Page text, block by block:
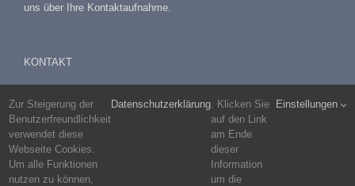
uns über Ihre Kontaktaufnahme.
KONTAKT
E-Mail:
info@f-w-p.eu
Postanschrift:
Postfach 1110
67261 Grünstadt
Zur Steigerung der
Benutzerfreundlichkeit
verwendet diese
Webseite Cookies.
Um alle Funktionen
nutzen zu können,
Datenschutzerklärung. Klicken Sie
auf den Link
am Ende
dieser
Information
um die
Einstellungen